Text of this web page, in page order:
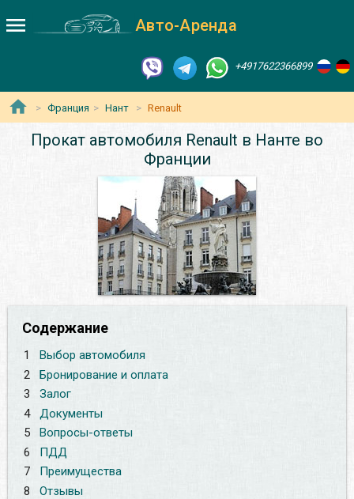
Авто-Аренда
+4917622366899
Франция Нант Renault
Прокат автомобиля Renault в Нанте во
Франции
Содержание
1
Выбор автомобиля
2
Бронирование и оплата
3
Залог
4
Документы
5
Вопросы-ответы
6
ПДД
7
Преимущества
8
Отзывы